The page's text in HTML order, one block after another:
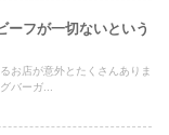
ーフが一切ないという
お店が意外とたくさんありま
バーガ...